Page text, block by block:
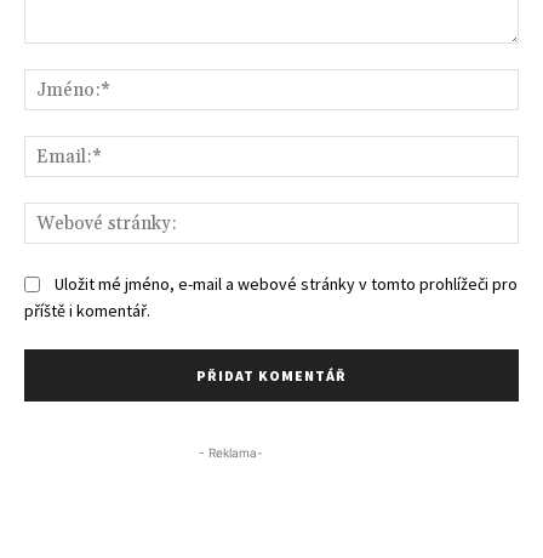
Uložit mé jméno, e-mail a webové stránky v tomto prohlížeči pro
příště i komentář.
- Reklama-